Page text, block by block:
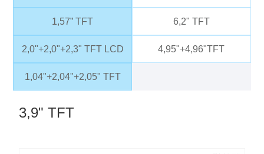
1,57” TFT 6,2" TFT
2,0"+2,0"+2,3" TFT LCD 4,95"+4,96"TFT
1,04"+2,04"+2,05" TFT
3,9" TFT